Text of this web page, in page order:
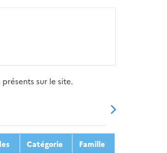
sur le site.
2022 2023
Catégorie
Famille